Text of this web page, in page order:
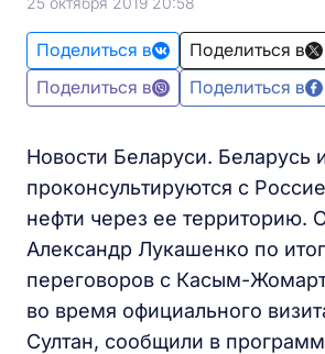
Поделиться в
Поделиться в
Поделиться в
Поделиться в
Новости Беларуси. Беларусь
проконсультируются с
нефти через ее территорию.
Александр Лукашенко по
переговоров с Касым-
во время официального
Султан, сообщили в